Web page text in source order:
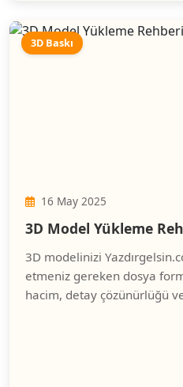
3D Baskı
16 May 2025
3D Model Yükleme
3D modelinizi
etmeniz gereken dosya
hacim, detay çözünürlüğü